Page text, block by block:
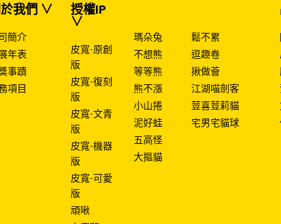
我們 ∨
簡介
年表
事蹟
項目
授權IP
∨
皮寬-原創
版
皮寬-復刻
版
皮寬-文青
版
皮寬-機器
版
皮寬-可愛
版
頑啾
瑪朵兔
不想熊
等等熊
熊不漲
小山捲
泥好蛙
五高怪
大摳貓
鬆不累
逗趣卷
揪做薈
江湖喵劍客
荳喜荳莉貓
宅男宅貓球